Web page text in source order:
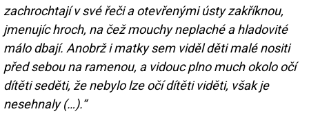
zachrochtají v své řeči a otevřenými ústy zakříknou,
jmenujíc hroch, na čež mouchy neplaché a hladovité
málo dbají. Anobrž i matky sem viděl děti malé nositi
před sebou na ramenou, a vidouc plno much okolo očí
dítěti seděti, že nebylo lze očí dítěti viděti, však je
nesehnaly (…).“